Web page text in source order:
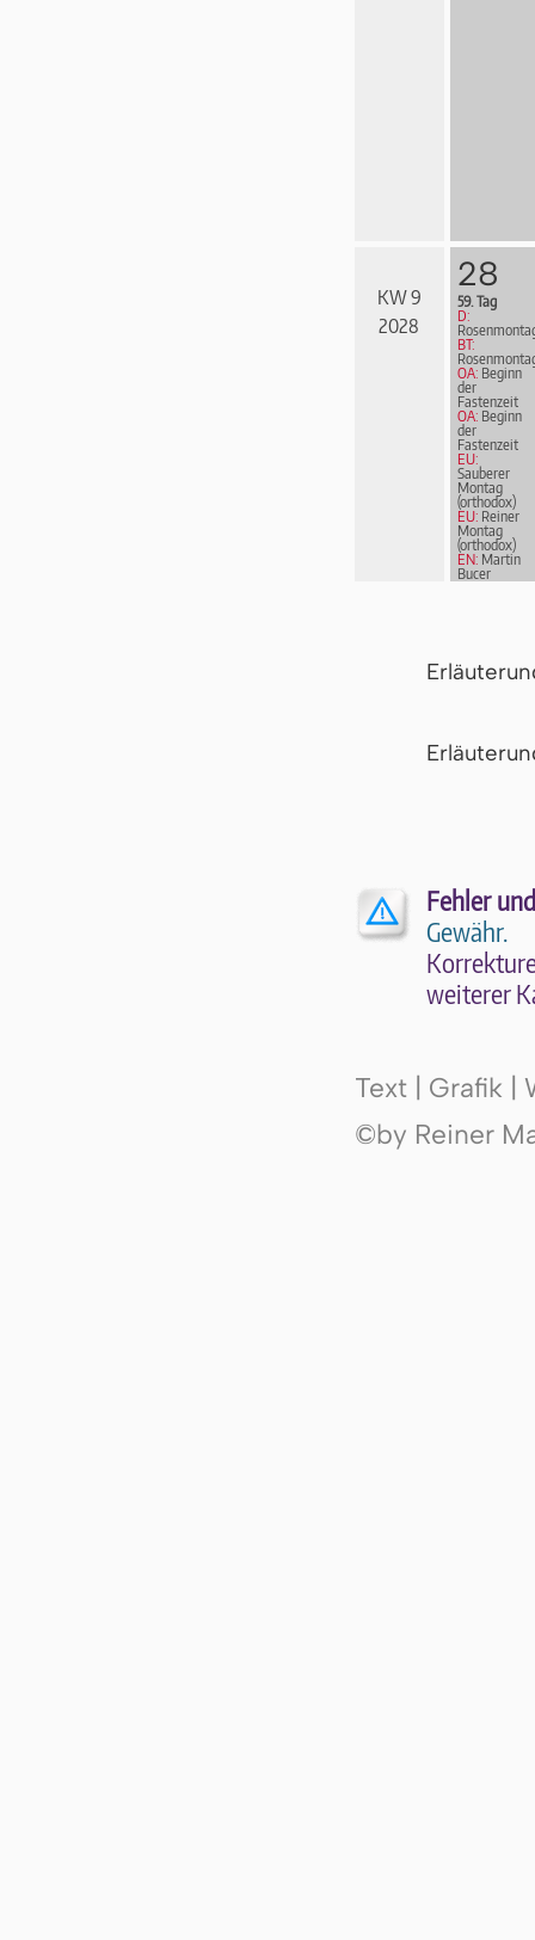
KW 9
2028
28
59. Tag
D:
BT:
OA: Beginn
der
Fastenzeit
OA: Beginn
der
Fastenzeit
EU:
Sauberer
Montag
(orthodox)
EU: Reiner
Montag
(orthodox)
EN: Martin
Bucer
Fehler
Gewähr.
wei­te­rer
Text | Grafik |
©by Reiner